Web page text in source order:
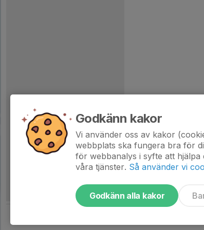
Godkänn kakor
Vi använder oss av kakor
webbplats ska fungera bra för
för webbanalys i syfte att hjälpa
våra tjänster. Så använder vi
Godkänn alla kakor